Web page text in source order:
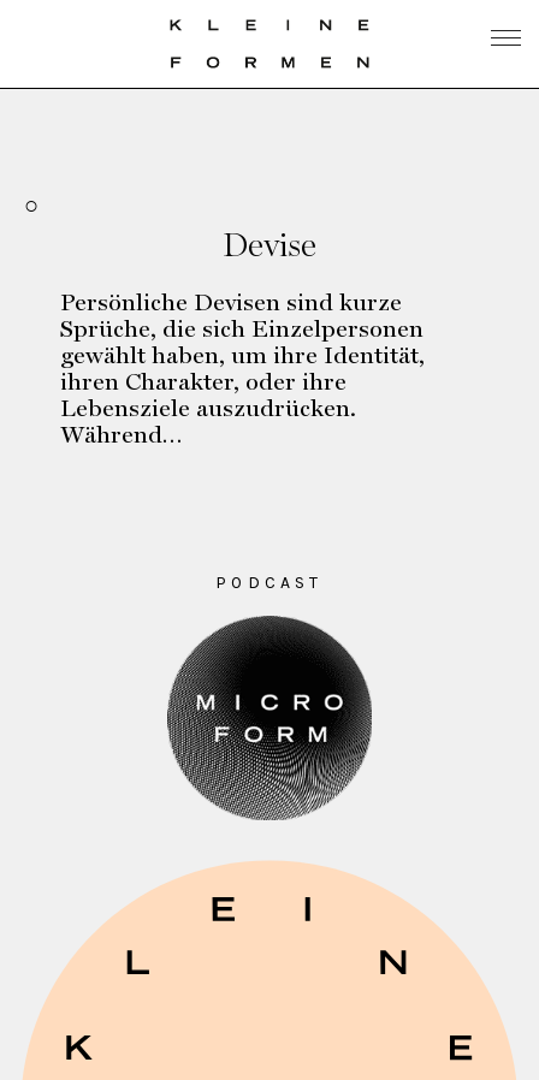
Devise
Persönliche Devisen sind kurze
Sprüche, die sich Einzelpersonen
gewählt haben, um ihre Identität,
ihren Charakter, oder ihre
Lebensziele auszudrücken.
Während…
PODCAST